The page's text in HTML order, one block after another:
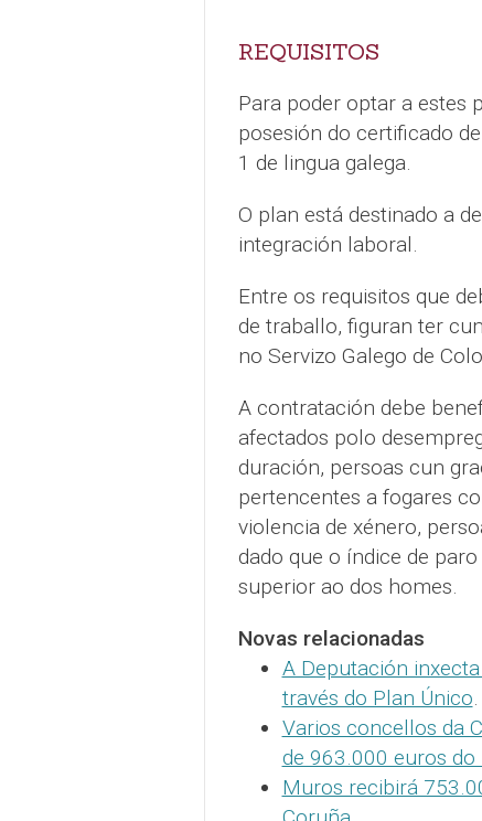
REQUISITOS
Para poder optar a estes
posesión do certificado
1 de lingua galega.
O plan está destinado a
integración laboral.
Entre os requisitos que
de traballo, figuran ter
no Servizo Galego de
A contratación debe
afectados polo
duración, persoas cun
pertencentes a fogares
violencia de xénero,
dado que o índice de
superior ao dos homes.
Novas relacionadas
A Deputación
través do Plan Único.
Varios concellos da
de 963.000 euros do
Muros recibirá